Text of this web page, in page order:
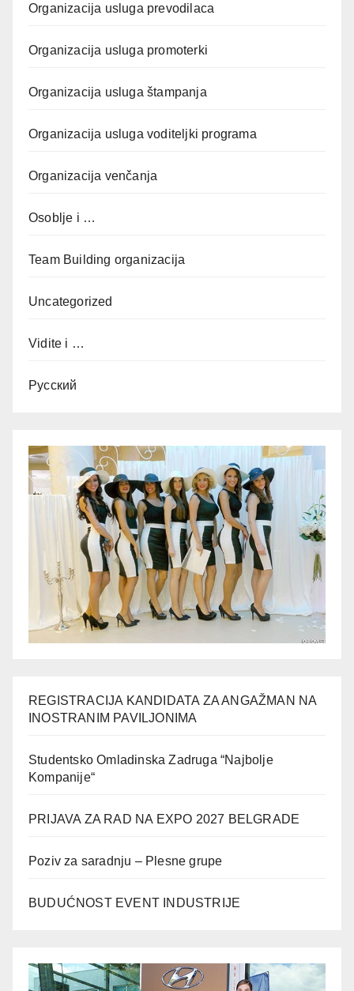
Organizacija usluga prevodilaca
Organizacija usluga promoterki
Organizacija usluga štampanja
Organizacija usluga voditeljki programa
Organizacija venčanja
Osoblje i …
Team Building organizacija
Uncategorized
Vidite i …
Русский
REGISTRACIJA KANDIDATA ZA ANGAŽMAN NA
INOSTRANIM PAVILJONIMA
Studentsko Omladinska Zadruga “Najbolje
Kompanije“
PRIJAVA ZA RAD NA EXPO 2027 BELGRADE
Poziv za saradnju – Plesne grupe
BUDUĆNOST EVENT INDUSTRIJE